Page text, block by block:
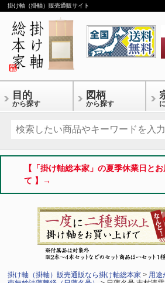
掛け軸（掛軸）販売通販サイト
目的
から探す
図柄
から探す
【「掛け軸総本家」の夏季休業日と
て 】→
掛け軸（掛軸）販売通販なら掛け軸総本家 > 用途